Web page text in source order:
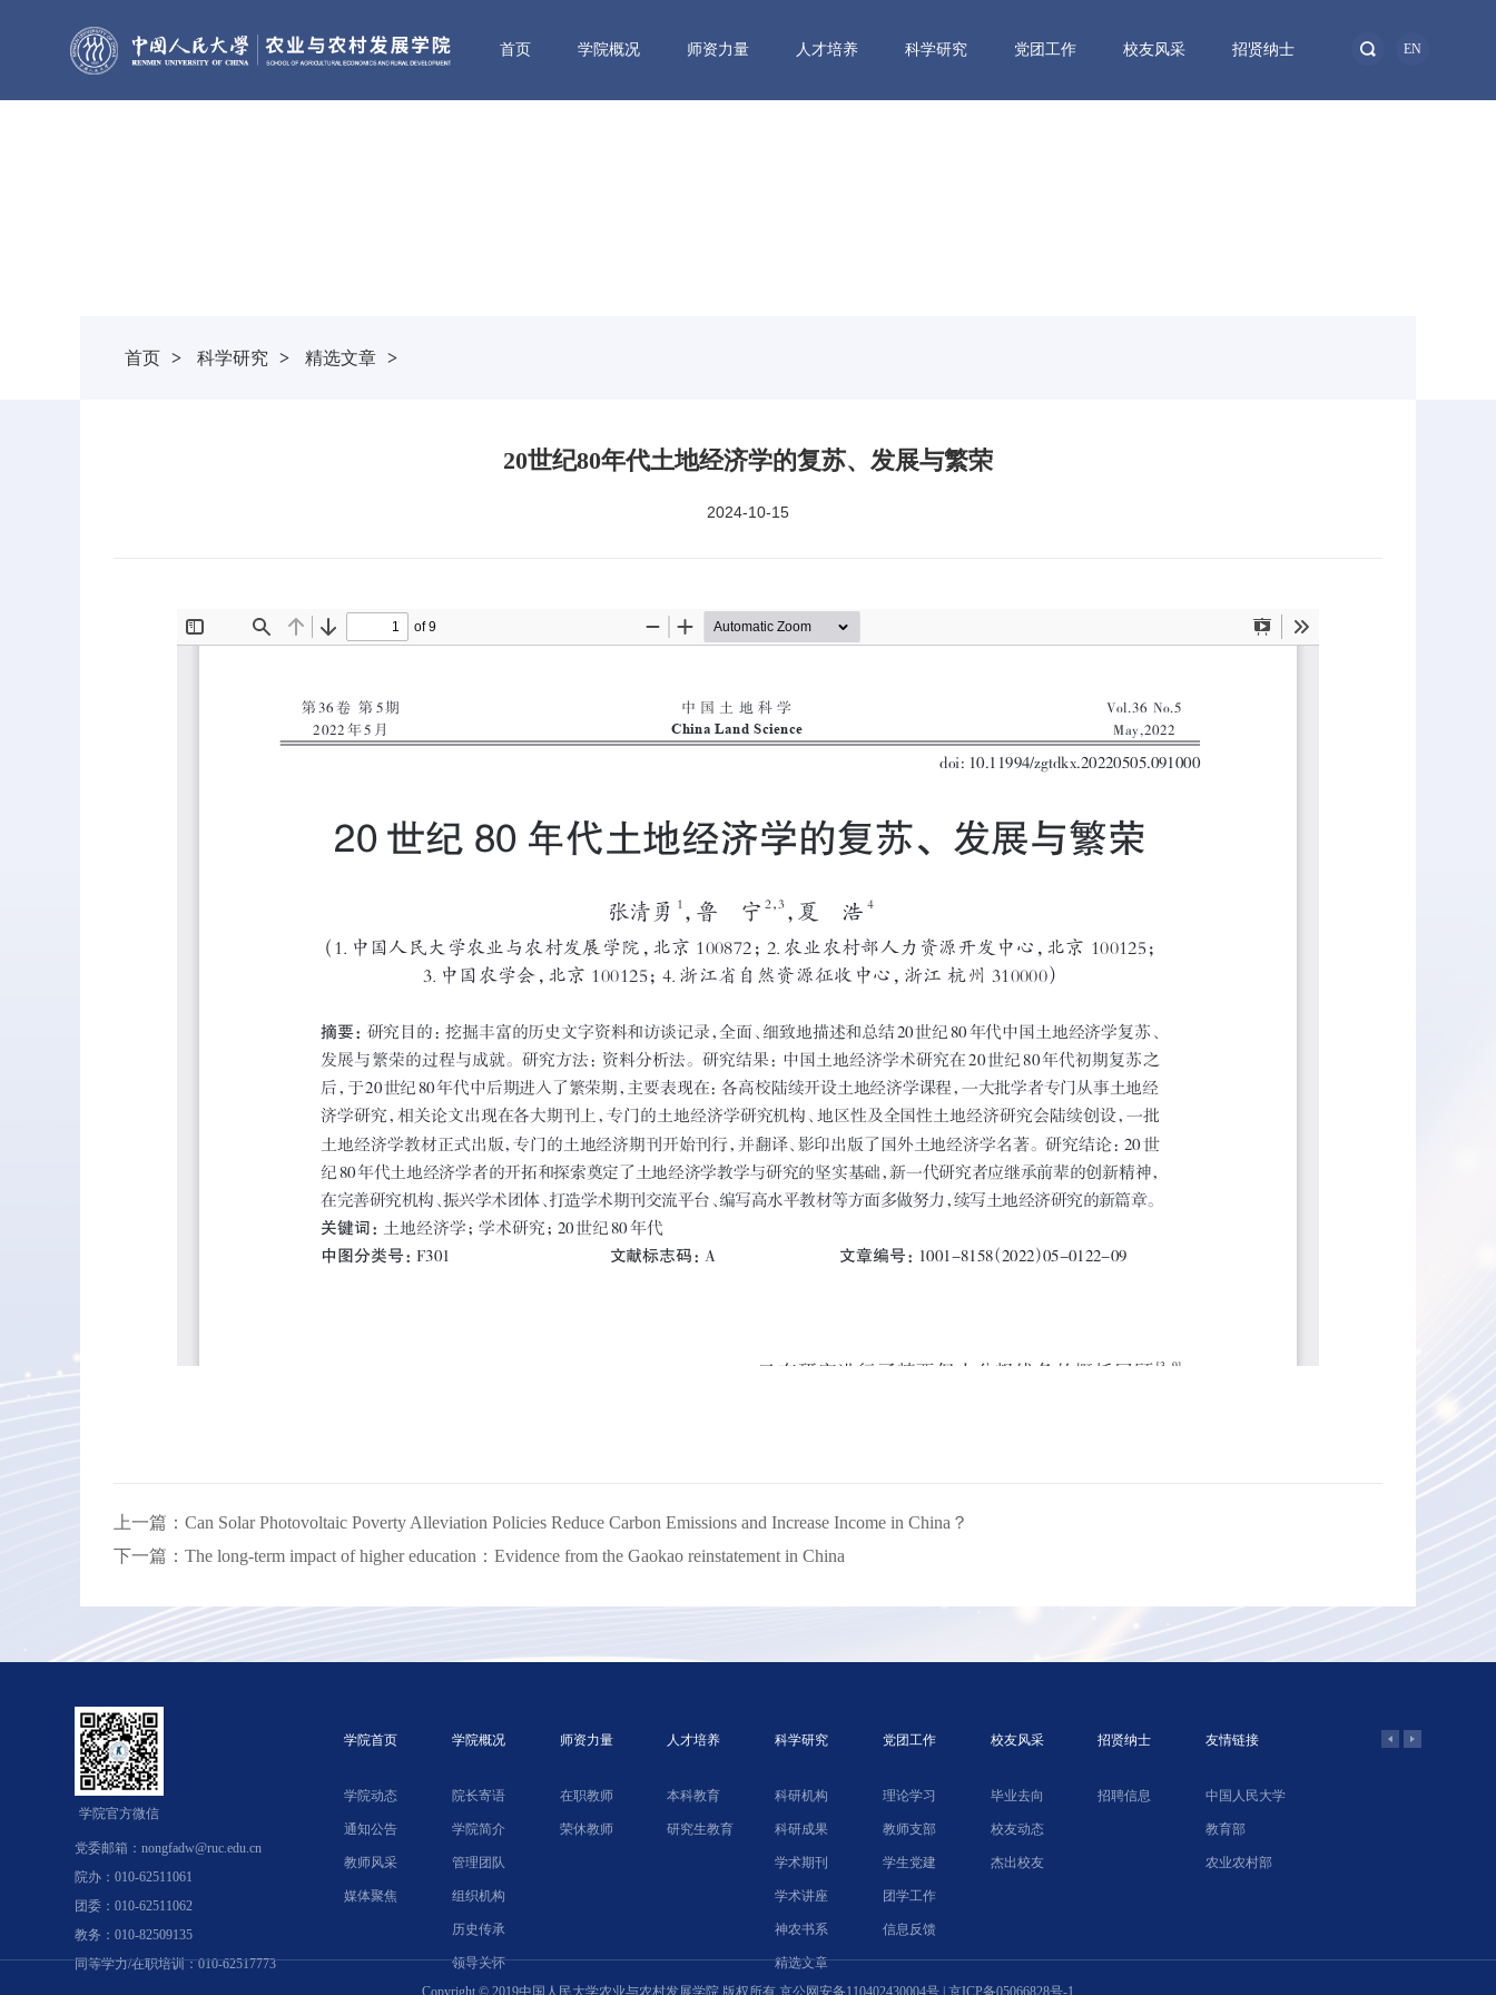
首页 学院概况 师资力量 人才培养 科学研究 党团工作 校友风采 招贤纳士 EN
首页 > 科学研究 > 精选文章 >
20世纪80年代土地经济学的复苏、发展与繁荣
2024-10-15
上一篇：Can Solar Photovoltaic Poverty Alleviation Policies Reduce Carbon Emissions and Increase Income in China？
下一篇：The long-term impact of higher education：Evidence from the Gaokao reinstatement in China
学院官方微信
党委邮箱：nongfadw@ruc.edu.cn
院办：010-62511061
团委：010-62511062
教务：010-82509135
同等学力/在职培训：010-62517773
学院首页
学院动态
通知公告
教师风采
媒体聚焦
学院概况
院长寄语
学院简介
管理团队
组织机构
历史传承
领导关怀
师资力量
在职教师
荣休教师
人才培养
本科教育
研究生教育
科学研究
科研机构
科研成果
学术期刊
学术讲座
神农书系
精选文章
党团工作
理论学习
教师支部
学生党建
团学工作
信息反馈
校友风采
毕业去向
校友动态
杰出校友
招贤纳士
招聘信息
友情链接
中国人民大学
教育部
农业农村部
Copyright © 2019中国人民大学农业与农村发展学院 版权所有 京公网安备110402430004号 京ICP备05066828号-1